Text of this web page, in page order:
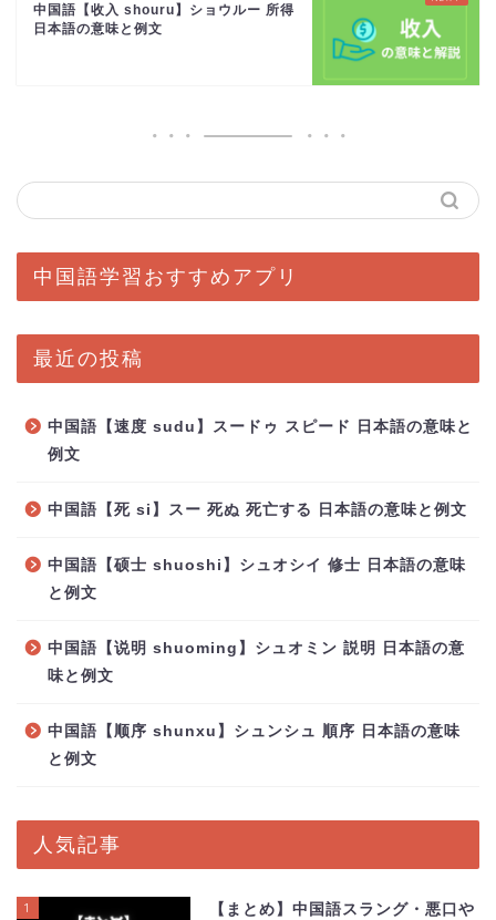
中国語【收入 shouru】ショウルー 所得
日本語の意味と例文
中国語学習おすすめアプリ
最近の投稿
中国語【速度 sudu】スードゥ スピード 日本語の意味と
例文
中国語【死 si】スー 死ぬ 死亡する 日本語の意味と例文
中国語【硕士 shuoshi】シュオシイ 修士 日本語の意味
と例文
中国語【说明 shuoming】シュオミン 説明 日本語の意
味と例文
中国語【顺序 shunxu】シュンシュ 順序 日本語の意味
と例文
人気記事
1
【まとめ】中国語スラング・悪口や